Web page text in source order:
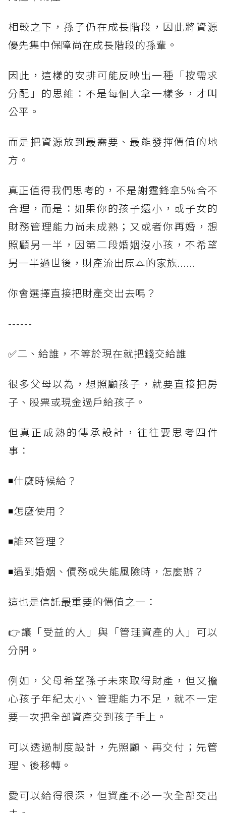
相較之下，孫子仍在成長階段，因此將資源
優先集中保障尚在成長階段的孫輩。
因此，這樣的安排可能反映出一種「按需求
分配」的思維：不是每個人拿一樣多，才叫
公平。
而是把資源放到最需要、最能發揮價值的地
方。
真正值得我們思考的，不是謝霆鋒拿5%合不
合理，而是：如果你的孩子還小，或子女的
財務管理能力尚未成熟；又或者你再婚，想
照顧另一半，因第二段婚姻沒小孩，不希望
另一半過世後，財產流出原本的家族......
你會選擇直接把財產交出去嗎？
------
✅二、給誰，不等於現在就把錢交給誰
很多父母以為，想照顧孩子，就要直接把房
子、股票或現金過戶給孩子。
但真正成熟的傳承設計，往往要思考四件
事：
◾什麼時候給？
◾怎麼使用？
◾誰來管理？
◾遇到婚姻、債務或失能風險時，怎麼辦？
這也是信託最重要的價值之一：
👉讓「受益的人」與「管理資產的人」可以
分開。
例如，父母希望孫子未來取得財產，但又擔
心孩子年紀太小、管理能力不足，就不一定
要一次把全部資產交到孩子手上。
可以透過制度設計，先照顧、再交付；先管
理、後移轉。
愛可以給得很深，但資產不必一次全部交出